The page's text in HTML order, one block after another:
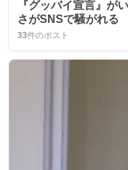
『グッバイ宣言』が
さがSNSで騒がれる
33件のポスト